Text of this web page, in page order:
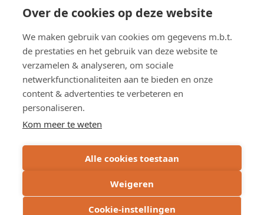
Over de cookies op deze website
We maken gebruik van cookies om gegevens m.b.t.
de prestaties en het gebruik van deze website te
verzamelen & analyseren, om sociale
netwerkfunctionaliteiten aan te bieden en onze
content & advertenties te verbeteren en
personaliseren.
Kom meer te weten
Alle cookies toestaan
Weigeren
Cookie-instellingen
Oosterzele
page
Rondweg
in
Sint-
Lievens-
Esse
page
Studie
Heraanleg Langestraat en
Tweekerkenstraat
Zottegem
Go
to
Heraanleg
Langestraat
en
Tweekerkenstraat
page
Overzicht werken